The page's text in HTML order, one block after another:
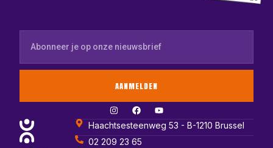
AANMELDEN
Haachtsesteenweg 53 - B-1210 Brussel
02 209 23 65